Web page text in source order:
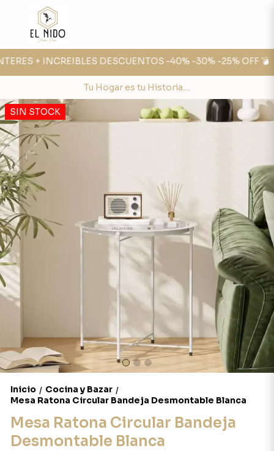
+ INCREIBLES DESCUENTOS -40% -30% -25% OFF 💣
Tu Hogar es tu Historia....
SIN STOCK
Inicio / Cocina y Bazar /
Mesa Ratona Circular Bandeja Desmontable Blanca
Mesa Ratona Circular Bandeja
Desmontable Blanca